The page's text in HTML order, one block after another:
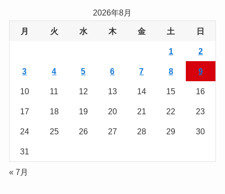
事
2026年8月
月 火 水 木 金 土 日
1 2
3 4 5 6 7 8 9
10 11 12 13 14 15 16
17 18 19 20 21 22 23
24 25 26 27 28 29 30
31
« 7月